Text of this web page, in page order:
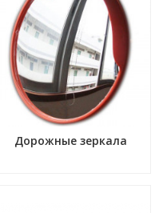
Дорожные зеркала